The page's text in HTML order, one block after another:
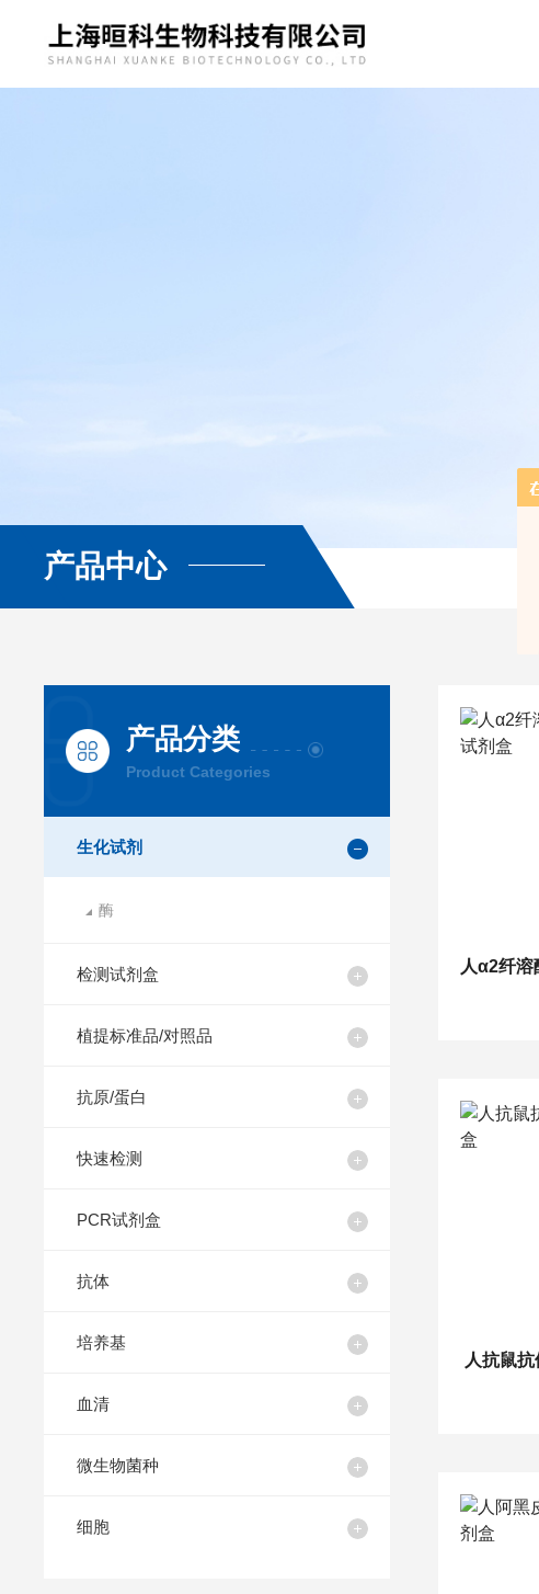
产品中心
产品分类
Product Categories
生化试剂
酶
检测试剂盒
植提标准品/对照品
抗原/蛋白
快速检测
PCR试剂盒
抗体
培养基
血清
微生物菌种
细胞
人抗鼠